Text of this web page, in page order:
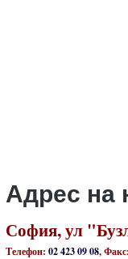
Адрес на
София, ул
Телефон: 02 423 09 08, Факс: